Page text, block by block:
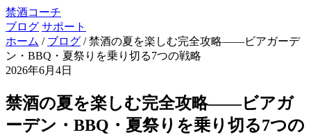
禁酒コーチ
ブログ サポート
ホーム / ブログ / 禁酒の夏を楽しむ完全攻略——ビアガーデ
ン・BBQ・夏祭りを乗り切る7つの戦略
2026年6月4日
禁酒の夏を楽しむ完全攻略——ビアガ
ーデン・BBQ・夏祭りを乗り切る7つの